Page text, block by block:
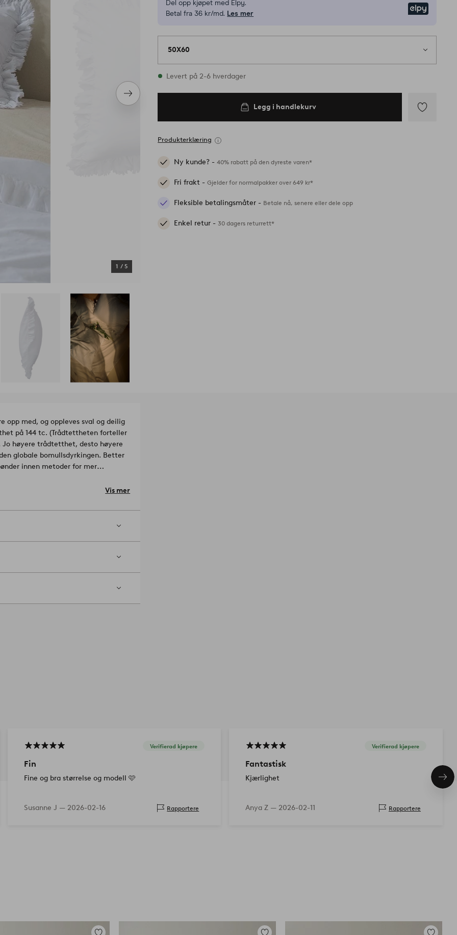
Neste
produkt
1 / 5
Del opp kjøpet med Elpy.
Betal fra 36 kr/md. Les mer
50X60
På lager
Levert på 2-6 hverdager
Legg i handlekurv
Produkterklæring
Ny kunde? -40% rabatt på den dyreste varen*
Fri frakt -Gjelder for normalpakker over 649 kr*
Fleksible betalingsmåter - Betale nå, senere eller dele opp
Enkel retur -30 dagers returrett*
opp med, og oppleves sval og deilig
på 144 tc. (Trådtettheten forteller
høyere trådtetthet, desto høyere
globale bomullsdyrkingen. Better
innen metoder for mer
og redusert bruk av
ikke fysisk sporbar til sluttproduktet.
Vis mer
Verifierad kjøpere
Fin
Fine og bra størrelse og modell 🩷
Susanne J — 2026-02-16 Rapportere
Verifierad kjøpere
Fantastisk
Kjærlighet
Anya Z — 2026-02-11 Rapportere